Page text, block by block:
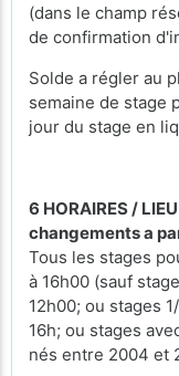
(dans le champ
de confirmation
Solde a régler au
semaine de stage
jour du stage en
6 HORAIRES /
changements a
Tous les stages
à 16h00 (sauf
12h00; ou stages
16h; ou stages
nés entre 2004 et